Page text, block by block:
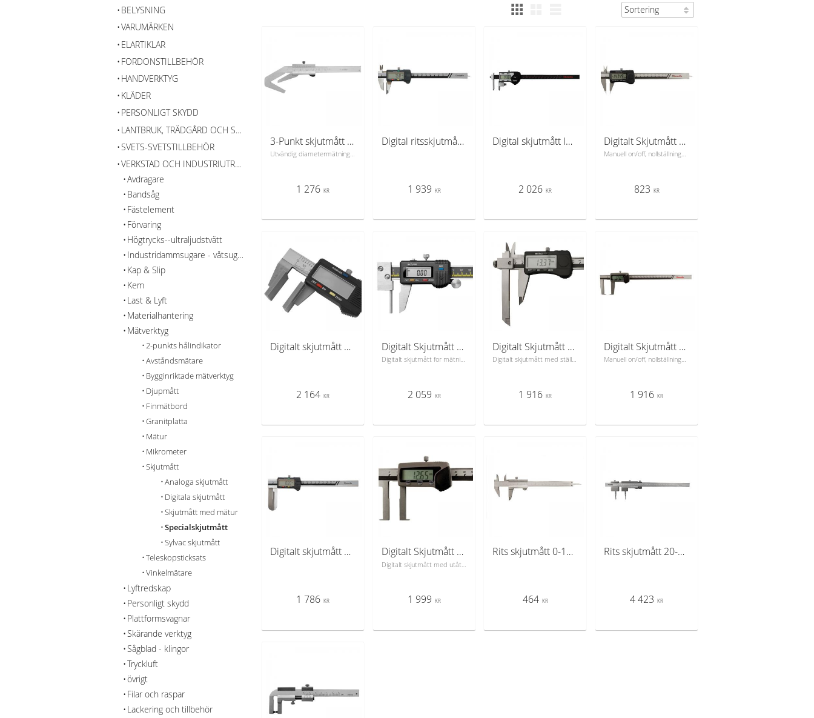
3-Punkt skjutmått 5-40 mm x 0,05 mm
1 276 KR
Digital ritsskjutmått 0-150 mm med hårdmetall skänklar
1 939 KR
Digital skjutmått IP54 5-200 mm för center avstånd
2 026 KR
Digitalt Skjutmått 0-150 mm m. spetsiga käftar
823 KR
Digitalt skjutmått 0-150 mm med 20x30 mm mätskänklar
2 164 KR
Digitalt Skjutmått 0-200 mm for mätning av godstjocklek
Digitalt skjutmått for mätning av godstjocklek. Manuell on/off, nollställning, växla mellan mm/tum.
2 059 KR
Digitalt Skjutmått 0-200 mm m ställbar mätskänkel
1 916 KR
Digitalt Skjutmått 0-200 mm med inåtvända mätspetsar
1 916 KR
Digitalt skjutmått 18-200 mm med smalar skänklar
1 786 KR
Digitalt Skjutmått 25-200 mm med utåtvända mätspetsar
1 999 KR
Rits skjutmått 0-150 mm
464 KR
Rits skjutmått 20-500 mm x 0,05 mm
4 423 KR
BELYSNING
VARUMÄRKEN
ELARTIKLAR
FORDONSTILLBEHÖR
HANDVERKTYG
KLÄDER
PERSONLIGT SKYDD
LANTBRUK, TRÄDGÅRD OCH SKOG
SVETS-SVETSTILLBEHÖR
VERKSTAD OCH INDUSTRIUTRUSTNING
Avdragare
Bandsåg
Fästelement
Förvaring
Högtrycks--ultraljudstvätt
Industridammsugare - våtsug - rengöring
Kap & Slip
Kem
Last & Lyft
Materialhantering
Mätverktyg
2-punkts hålindikator
Avståndsmätare
Bygginriktade mätverktyg
Djupmått
Finmätbord
Granitplatta
Mätur
Mikrometer
Skjutmått
Analoga skjutmått
Digitala skjutmått
Skjutmått med mätur
Specialskjutmått
Sylvac skjutmått
Teleskopsticksats
Vinkelmätare
Lyftredskap
Personligt skydd
Plattformsvagnar
Skärande verktyg
Sågblad - klingor
Tryckluft
övrigt
Filar och raspar
Lackering och tillbehör